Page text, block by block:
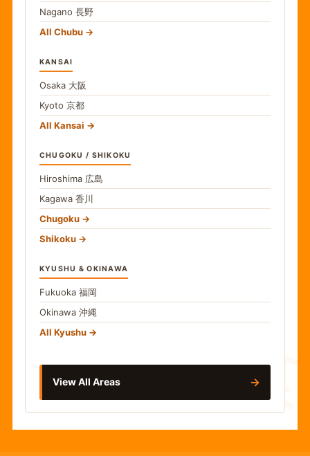
食
Nagano 長野
All Chubu
KANSAI
Osaka 大阪
Kyoto 京都
All Kansai
CHUGOKU / SHIKOKU
Hiroshima 広島
Kagawa 香川
Chugoku
Shikoku
KYUSHU & OKINAWA
Fukuoka 福岡
Okinawa 沖縄
All Kyushu
View All Areas →